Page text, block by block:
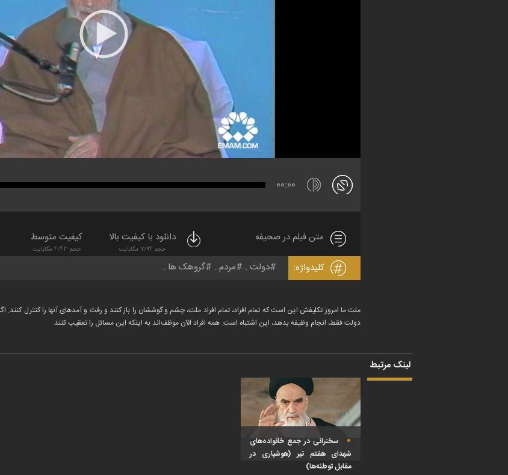
00:00
متن فیلم در صحیفه دانلود با کیفیت بالا
حجم 7/94 مگابایت
کیفیت متوسط
حجم 4/43 مگابایت
کلیدواژه: دولت مردم گروهک ها
ملت ما امروز تکلیفش این است که تمام افراد، تمام افراد ملت، چشم و گوششان را باز کنند و رفت و آمدهای آنها را کنترل کنند.
دولت فقط، انجام وظیفه بدهد، این اشتباه است. همه افراد الآن موظف‌اند به اینکه این مسائل را تعقیب کنند.
لینک مرتبط
سخنرانی در جمع خانواده‌های
شهدای هفتم تیر (هوشیاری در
مقابل توطئه‌ها)